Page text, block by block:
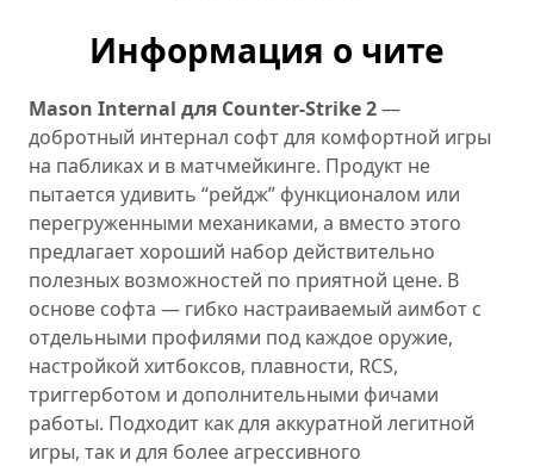
Информация о чите
Mason Internal для Counter-Strike 2—
добротный интернал софт для комфортной игры
на пабликах и в матчмейкинге. Продукт не
пытается удивить “рейдж” функционалом или
перегруженными механиками, а вместо этого
предлагает хороший набор действительно
полезных возможностей по приятной цене. В
основе софта — гибко настраиваемый аимбот с
отдельными профилями под каждое оружие,
настройкой хитбоксов, плавности, RCS,
триггерботом и дополнительными фичами
работы. Подходит как для аккуратной легитной
игры, так и для более агрессивного